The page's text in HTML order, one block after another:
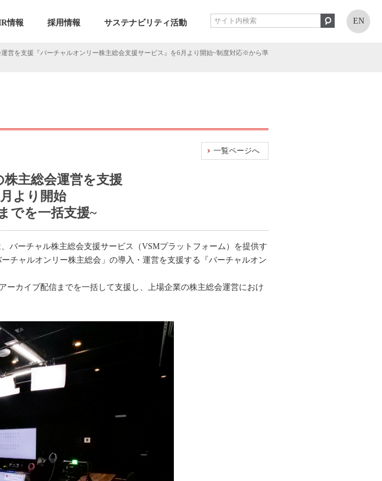
情報 採用情報 サステナビリティ活動 EN
営を支援『バーチャルオンリー株主総会支援サービス』を6月より開始~制度対応※から準
一覧ページへ
主総会運営を支援
より開始
でを一括支援~
バーチャル株主総会支援サービス（VSMプラットフォーム）を提供す
チャルオンリー株主総会」の導入・運営を支援する『バーチャルオン
カイブ配信までを一括して支援し、上場企業の株主総会運営におけ